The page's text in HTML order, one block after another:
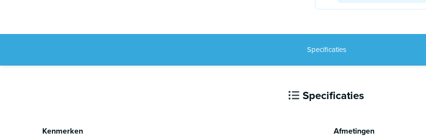
Specificaties
Specificaties
Kenmerken Afmetingen